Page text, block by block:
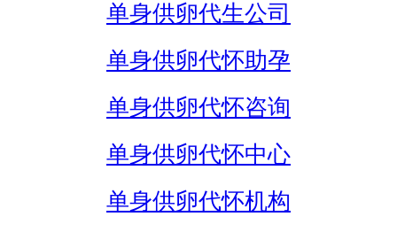
单身供卵代生公司
单身供卵代怀助孕
单身供卵代怀咨询
单身供卵代怀中心
单身供卵代怀机构